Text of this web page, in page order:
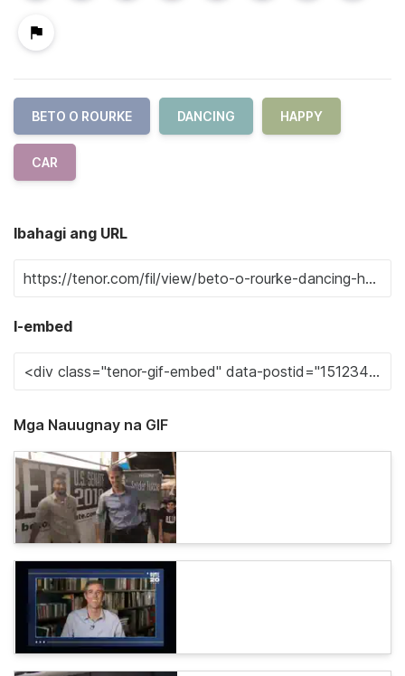
BETO O ROURKE DANCING HAPPY
CAR
Ibahagi ang URL
I-embed
Mga Nauugnay na GIF